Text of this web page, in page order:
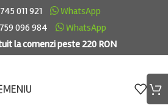
011 921
WhatsApp
096 984
WhatsApp
la comenzi peste 220 RON
MENIU